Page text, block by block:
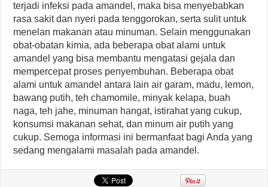
terjadi infeksi pada amandel, maka bisa menyebabkan
rasa sakit dan nyeri pada tenggorokan, serta sulit untuk
menelan makanan atau minuman. Selain menggunakan
obat-obatan kimia, ada beberapa obat alami untuk
amandel yang bisa membantu mengatasi gejala dan
mempercepat proses penyembuhan. Beberapa obat
alami untuk amandel antara lain air garam, madu, lemon,
bawang putih, teh chamomile, minyak kelapa, buah
naga, teh jahe, minuman hangat, istirahat yang cukup,
konsumsi makanan sehat, dan minum air putih yang
cukup. Semoga informasi ini bermanfaat bagi Anda yang
sedang mengalami masalah pada amandel.